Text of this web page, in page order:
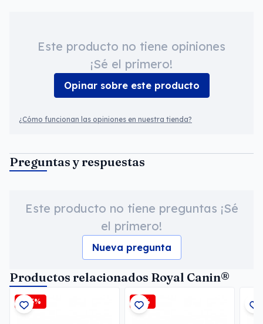
Este producto no tiene opiniones
¡Sé el primero!
Opinar sobre este producto
¿Cómo funcionan las opiniones en nuestra tienda?
Preguntas y respuestas
Este producto no tiene preguntas ¡Sé
el primero!
Nueva pregunta
Productos relacionados Royal Canin®
-2,5% -6%